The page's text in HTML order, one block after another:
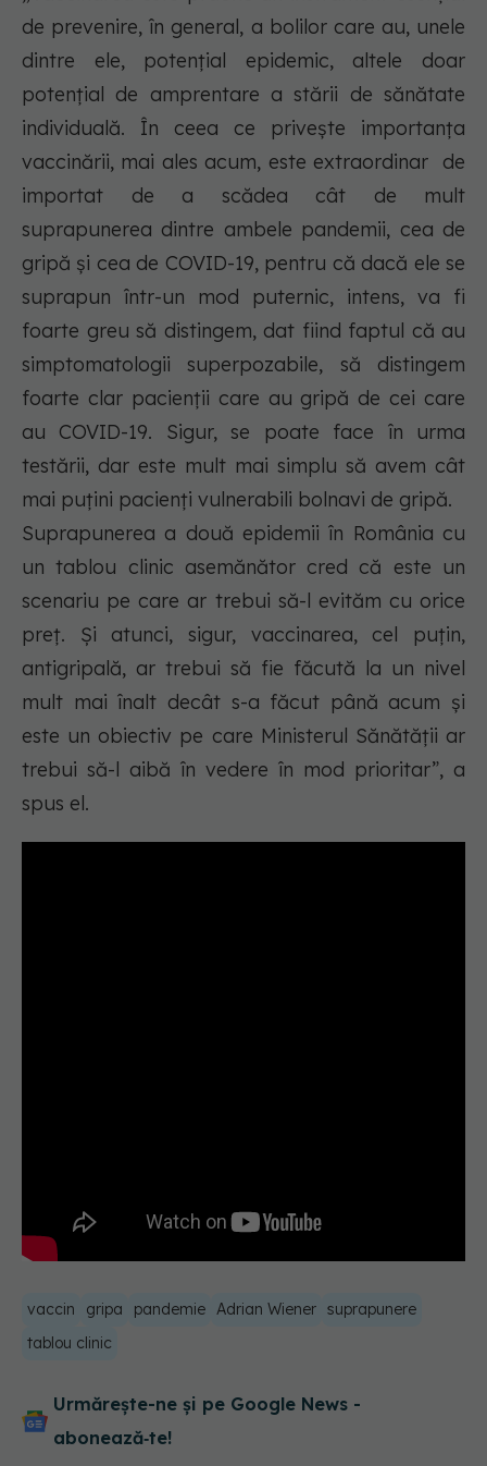
de prevenire, în general, a bolilor care au, unele
dintre ele, potențial epidemic, altele doar
potențial de amprentare a stării de sănătate
individuală. În ceea ce privește importanța
vaccinării, mai ales acum, este extraordinar de
importat de a scădea cât de mult
suprapunerea dintre ambele pandemii, cea de
gripă și cea de COVID-19, pentru că dacă ele se
suprapun într-un mod puternic, intens, va fi
foarte greu să distingem, dat fiind faptul că au
simptomatologii superpozabile, să distingem
foarte clar pacienții care au gripă de cei care
au COVID-19. Sigur, se poate face în urma
testării, dar este mult mai simplu să avem cât
mai puțini pacienți vulnerabili bolnavi de gripă.
Suprapunerea a două epidemii în România cu
un tablou clinic asemănător cred că este un
scenariu pe care ar trebui să-l evităm cu orice
preț. Și atunci, sigur, vaccinarea, cel puțin,
antigripală, ar trebui să fie făcută la un nivel
mult mai înalt decât s-a făcut până acum și
este un obiectiv pe care Ministerul Sănătății ar
trebui să-l aibă în vedere în mod prioritar”, a
spus el.
vaccin gripa pandemie Adrian Wiener suprapunere
tablou clinic
Urmărește-ne și pe Google News -
abonează‑te!